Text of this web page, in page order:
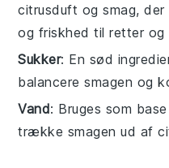
citrusduft og smag,
og friskhed til retter og
Sukker: En sød
balancere smagen og
Vand: Bruges som
trække smagen ud af